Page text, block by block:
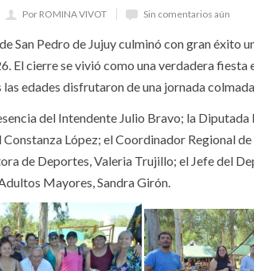
Por ROMINA VIVOT Sin comentarios aún
San Pedro de Jujuy culminó con gran éxito
El cierre se vivió como una verdadera
edades disfrutaron de una jornada
del Intendente Julio Bravo; la
López; el Coordinador Regional
de Deportes, Valeria Trujillo; el Jefe del
Mayores, Sandra Girón.